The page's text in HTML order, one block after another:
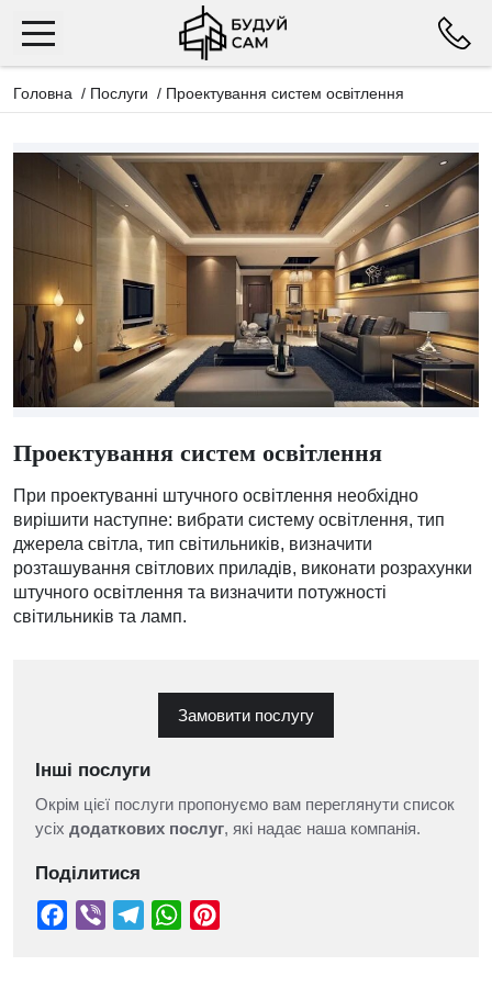
Головна / Послуги / Проектування систем освітлення
Проектування систем освітлення
При проектуванні штучного освітлення необхідно
вирішити наступне: вибрати систему освітлення, тип
джерела світла, тип світильників, визначити
розташування світлових приладів, виконати розрахунки
штучного освітлення та визначити потужності
світильників та ламп.
Замовити послугу
Інші послуги
Окрім цієї послуги пропонуємо вам переглянути список
усіх додаткових послуг, які надає наша компанія.
Поділитися